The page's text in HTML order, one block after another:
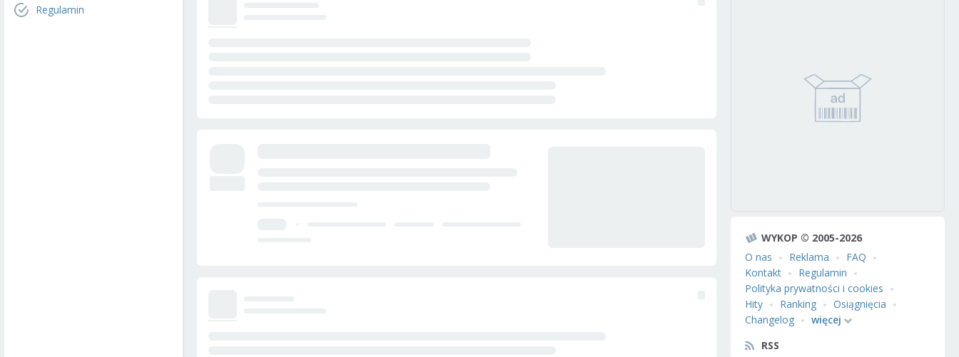
Regulamin
WYKOP © 2005-2026
O nas
Reklama
FAQ
Kontakt
Regulamin
Polityka prywatności i cookies
Hity
Ranking
Osiągnięcia
Changelog
więcej
RSS